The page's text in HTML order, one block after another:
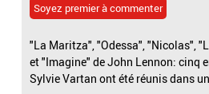
Soyez premier à commenter
"La Maritza", "Odessa", "Nicolas",
et "Imagine" de John Lennon: cinq
Sylvie Vartan ont été réunis dans un